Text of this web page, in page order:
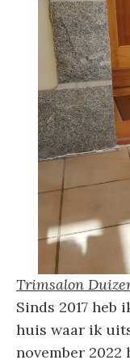
Trimsalon
Sinds 2017 heb
huis waar ik
november